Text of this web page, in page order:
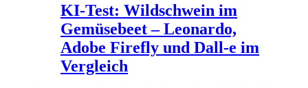
KI-Test: Wildschwein im
Gemüsebeet – Leonardo,
Adobe Firefly und Dall-e im
Vergleich